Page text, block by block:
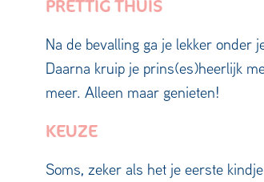
PRETTIG THUIS
Na de bevalling ga je lekker onder
Daarna kruip je prins(es)heerlijk
meer. Alleen maar genieten!
KEUZE
Soms, zeker als het je eerste